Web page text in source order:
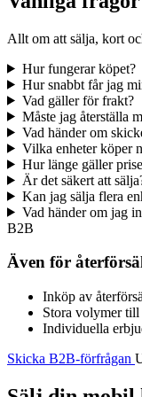
Allt om att sälja, kort
Hur fungerar köpet?
Hur snabbt får jag
Vad gäller för frakt?
Måste jag återställa
Vad händer om
Vilka enheter köper
Hur länge gäller
Är det säkert att
Kan jag sälja flera
Vad händer om jag
B2B
Även för
Inköp av
Stora volymer
Individuella
Skicka B2B-förfrågan